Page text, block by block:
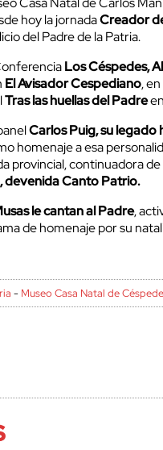
hoy la jornadaCreador
del Padre de la Patria.
Los Céspedes,
El Avisador Cespediano,
Tras las huellas del Padre
Carlos Puig, su legado
homenaje a esa
provincial, continuadora
devenida Canto Patrio.
le cantan al Padre,
de homenaje por su
- Museo Casa Natal de